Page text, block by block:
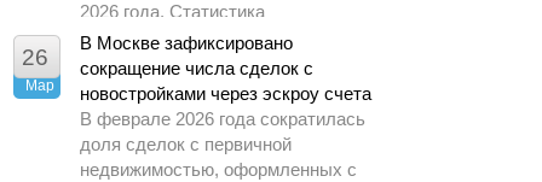
2026 года. Статистика
демонстрирует заметное
охлаждение спроса по сравнению
с предыдущими периодами.
26
Мар
В Москве зафиксировано
сокращение числа сделок с
новостройками через эскроу счета
В феврале 2026 года сократилась
доля сделок с первичной
недвижимостью, оформленных с